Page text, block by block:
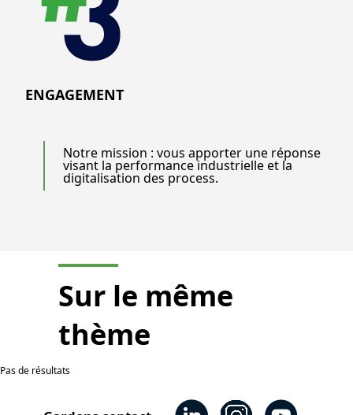
ENGAGEMENT
Notre mission : vous apporter une réponse
visant la performance industrielle et la
digitalisation des process.
Sur le même
thème
Pas de résultats